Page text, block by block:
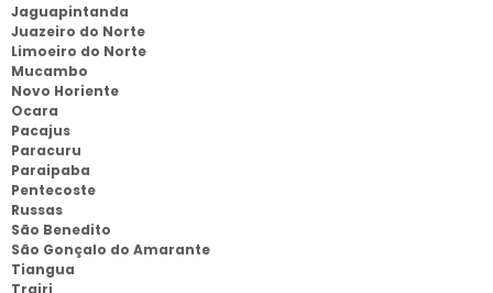
Jaguapintanda
Juazeiro do Norte
Limoeiro do Norte
Mucambo
Novo Horiente
Ocara
Pacajus
Paracuru
Paraipaba
Pentecoste
Russas
São Benedito
São Gonçalo do Amarante
Tiangua
Trairi